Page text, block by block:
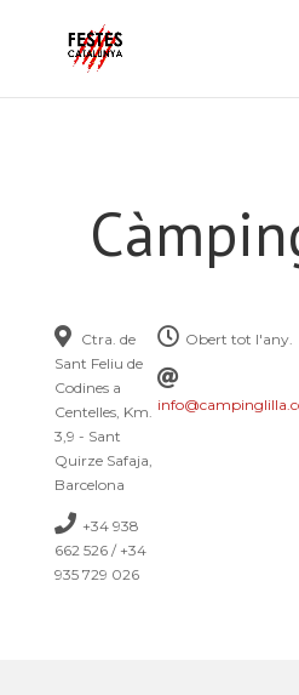
Ctra. de
Sant Feliu de
Codines a
Centelles, Km.
3,9 - Sant
Quirze Safaja,
Barcelona
+34 938
662 526 / +34
935 729 026
Obert tot l'any.